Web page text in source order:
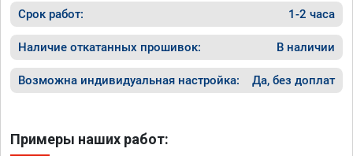
Срок работ: 1-2 часа
Наличие откатанных прошивок: В наличии
Возможна индивидуальная настройка: Да, без доплат
Примеры наших работ: